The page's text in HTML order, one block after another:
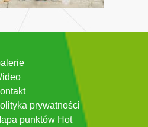
prywatności
punktów Hot